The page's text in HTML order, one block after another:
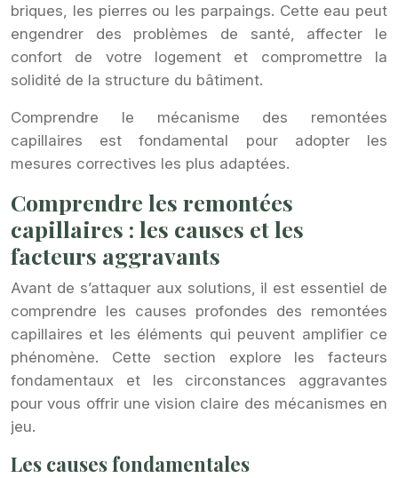
briques, les pierres ou les parpaings. Cette eau peut
engendrer des problèmes de santé, affecter le
confort de votre logement et compromettre la
solidité de la structure du bâtiment.
Comprendre le mécanisme des remontées
capillaires est fondamental pour adopter les
mesures correctives les plus adaptées.
Comprendre les remontées
capillaires : les causes et les
facteurs aggravants
Avant de s’attaquer aux solutions, il est essentiel de
comprendre les causes profondes des remontées
capillaires et les éléments qui peuvent amplifier ce
phénomène. Cette section explore les facteurs
fondamentaux et les circonstances aggravantes
pour vous offrir une vision claire des mécanismes en
jeu.
Les causes fondamentales